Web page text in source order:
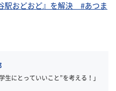
駅おどおど』を解決 #あつま
生にとっていいこと”を考える！」